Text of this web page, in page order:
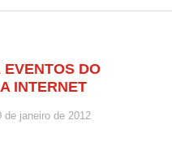
DO
INTERNET
de janeiro de 2012